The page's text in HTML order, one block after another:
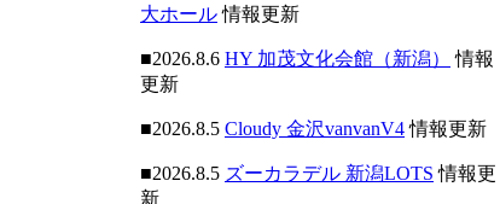
大ホール情報更新
■2026.8.6 HY 加茂文化会館（新潟）
情報
更新
■2026.8.5 Cloudy 金沢vanvanV4情報更新
■2026.8.5 ズーカラデル 新潟LOTS 情報更
新